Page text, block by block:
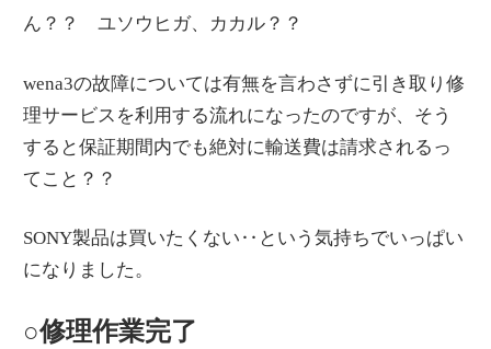
ん？？ ユソウヒガ、カカル？？
wena3の故障については有無を言わさずに引き取り修
理サービスを利用する流れになったのですが、そう
すると保証期間内でも絶対に輸送費は請求されるっ
てこと？？
SONY製品は買いたくない‥という気持ちでいっぱい
になりました。
○修理作業完了